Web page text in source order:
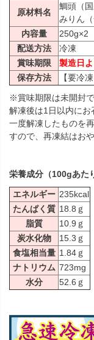
原材料名
鯛頭（
みりん
内容量
250g×2
配送方法
冷凍
賞味期限
製造日
保存方法
【要冷
※賞味期限は未開封
解凍後は1日以内にお
一度解凍したものを
すので、再凍結はお
栄養成分（100gあた
エネルギー 235kcal
たんぱく質 18.8ｇ
脂質
10.9ｇ
炭水化物
15.3ｇ
食塩相当量 1.84ｇ
ナトリウム 723mg
水分
52.6ｇ